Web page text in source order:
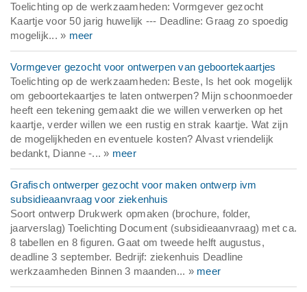
Toelichting op de werkzaamheden: Vormgever gezocht
Kaartje voor 50 jarig huwelijk --- Deadline: Graag zo spoedig
mogelijk... » meer
Vormgever gezocht voor ontwerpen van geboortekaartjes
Toelichting op de werkzaamheden: Beste, Is het ook mogelijk
om geboortekaartjes te laten ontwerpen? Mijn schoonmoeder
heeft een tekening gemaakt die we willen verwerken op het
kaartje, verder willen we een rustig en strak kaartje. Wat zijn
de mogelijkheden en eventuele kosten? Alvast vriendelijk
bedankt, Dianne -... » meer
Grafisch ontwerper gezocht voor maken ontwerp ivm
subsidieaanvraag voor ziekenhuis
Soort ontwerp Drukwerk opmaken (brochure, folder,
jaarverslag) Toelichting Document (subsidieaanvraag) met ca.
8 tabellen en 8 figuren. Gaat om tweede helft augustus,
deadline 3 september. Bedrijf: ziekenhuis Deadline
werkzaamheden Binnen 3 maanden... » meer